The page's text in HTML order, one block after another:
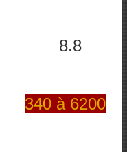
8.8
340 à 6200